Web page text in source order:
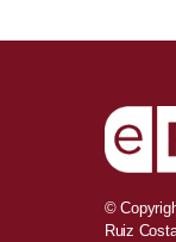
©
Ruiz